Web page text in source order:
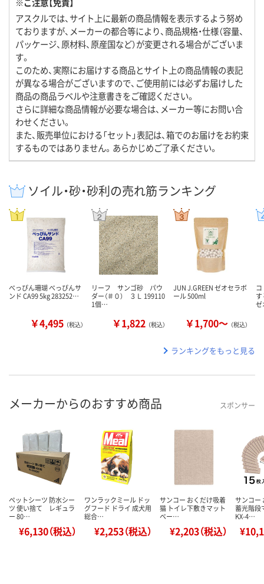
アスクルでは、サイト上に最新の商品情報を表示するよう努め
ておりますが、メーカーの都合等により、商品規格・仕様（容量、
パッケージ、原材料、原産国など）が変更される場合がございま
す。
このため、実際にお届けする商品とサイト上の商品情報の表記
が異なる場合がございますので、ご使用前には必ずお届けした
商品の商品ラベルや注意書きをご確認ください。
さらに詳細な商品情報が必要な場合は、メーカー等にお問い合
わせください。
また、販売単位における「セット」表記は、箱でのお届けをお約束
するものではありません。あらかじめご了承ください。
ソイル・砂・砂利の売れ筋ランキング
べっぴん珊瑚 べっぴんサ
ンド CA99 5kg 283252…
￥4,495 （税込）
リーフ サンゴ砂 パウ
ダー（＃０） ３Ｌ 199110
1個…
￥1,822 （税込）
JUN J.GREEN ゼオセラボ
ール 500ml
￥1,700～ （税込）
す
ランキングをもっと見る
メーカーからのおすすめ商品 スポンサー
ペットシーツ 防水シー
ツ 使い捨て レギュラ
ー 80…
¥6,130（税込）
ワンラックミール ドッ
グフード ドライ 成犬用
総合…
¥2,253（税込）
サンコー おくだけ吸着
猫 トイレ下敷きマット
ベー…
¥2,203（税込）
サンコー
蓄光階段
KX-4…